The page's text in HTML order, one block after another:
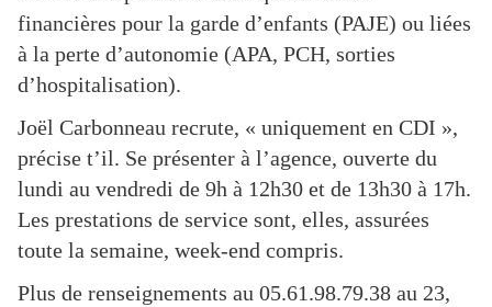
financières pour la garde d’enfants (PAJE) ou liées
à la perte d’autonomie (APA, PCH, sorties
d’hospitalisation).
Joël Carbonneau recrute, « uniquement en CDI »,
précise t’il. Se présenter à l’agence, ouverte du
lundi au vendredi de 9h à 12h30 et de 13h30 à 17h.
Les prestations de service sont, elles, assurées
toute la semaine, week-end compris.
Plus de renseignements au 05.61.98.79.38 au 23,